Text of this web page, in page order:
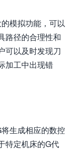
模拟功能，可以
路径的合理性和
可以及时发现刀
加工中出现错
生成相应的数控
特定机床的G代